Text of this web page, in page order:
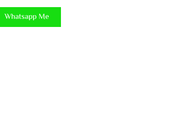
Whatsapp Me